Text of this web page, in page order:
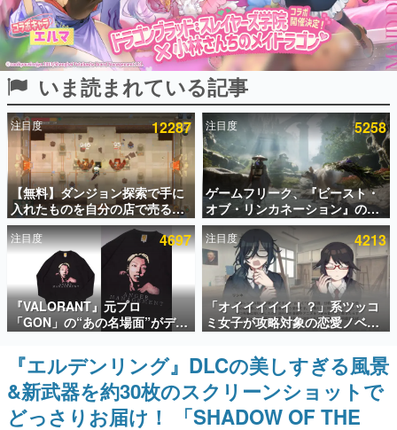
インタビュー
連載・特集一覧
殿堂入り記事
SNS拡散数が数千以上！ ページビュー数万以上！ などな
ど。多くの人々に読まれた、電ファミ渾身の“殿堂入り”記
事をまとめました。
ゲームの企画書
名作ゲームクリエイターの方々に製作時のエピソードをお
聞きし、ヒットする企画（ゲーム）とは何か？を探ってい
きます。
赫本
この物語を解いてはいけない。『赫本』は、〈試験問題〉
の形をした短編ホラー小説集です。
新世代に訊く
これからのデジタルゲーム市場を担う若きクリエイター達
の姿を追い、彼らのルーツと情熱を探っていきます。
ゲーム世代の作家たち
ゲームに多大な影響を受けた作家さんに取材し、ゲームが
日本のコンテンツ産業やカルチャーに与えた影響を探る企
画です。
いま読まれている記事
注目度 12287
【無料】ダンジョン探索で手に
入れたものを自分の店で売るゲ
ーム『Moonlighter』がSteam
にて無料配布中！続編
『Moonlighter 2』の9月2日正
式リリースを記念したキャンペ
ーン
注目度 5258
ゲームフリーク、『ビースト・
オブ・リンカネーション』の継
続的なアプデ方針を表明。ユー
ザーからの意見を真摯に受け止
めて対応へ。修正パッチは約1週
間以内に配信される予定
注目度 4697
『VALORANT』元プロ
「GON」の“あの名場面”がデザ
インされた新作グッズが本日8月
5日より期間限定で発売。Tシャ
ツやコインケース、アクキーな
どが全品受注生産で登場、過去
に発売したグッズの再販も
注目度 4213
「オイイイイイ！？」系ツッコ
ミ女子が攻略対象の恋愛ノベル
ゲーム『美術部カノジョ』
Steamストアページが公開。
「お前らーそろそろ自重しろ
ー？＾＾」暗黒微笑の夢女子
や、萌え声不思議ちゃん女子と
青春を謳歌
『エルデンリング』DLCの美しすぎる風景
&新武器を約30枚のスクリーンショットで
どっさりお届け！ 「SHADOW OF THE